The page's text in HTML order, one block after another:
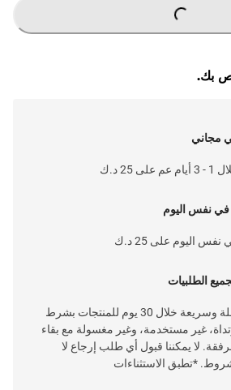
بك.
مجاني
د.ك
في نفس اليوم
اليوم على 25 د.ك
الطلبيات
خدمة إرجاع سهلة وسريعة خلال 30 يوم للمنتجات بشرط
غير مستخدمة، وغير مغسولة مع بقاء
لا يمكننا قبول أي طلب إرجاع لا
*تطبق الاستثناءات